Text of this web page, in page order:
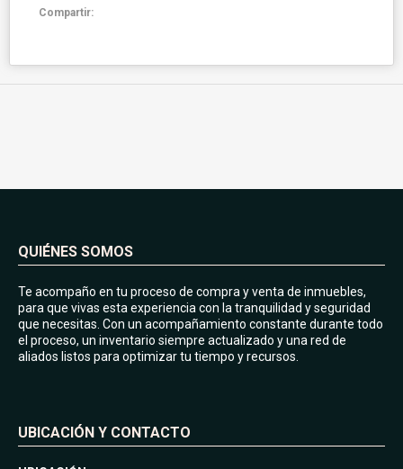
Compartir:
QUIÉNES SOMOS
Te acompaño en tu proceso de compra y venta de inmuebles,
para que vivas esta experiencia con la tranquilidad y seguridad
que necesitas. Con un acompañamiento constante durante todo
el proceso, un inventario siempre actualizado y una red de
aliados listos para optimizar tu tiempo y recursos.
UBICACIÓN Y CONTACTO